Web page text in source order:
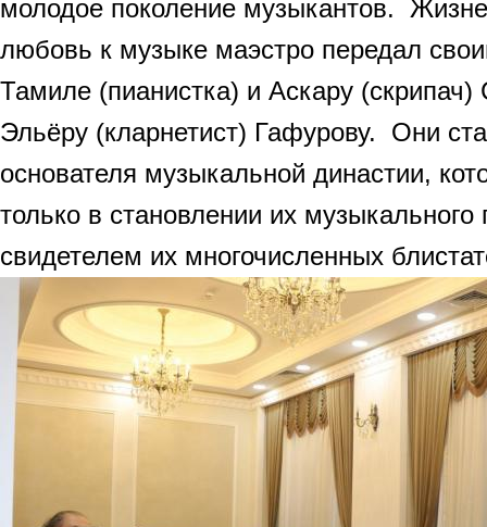
молодое поколение музыкантов.
любовь к музыке маэстро передал
Тамиле (пианистка) и Аскару
Эльёру (кларнетист) Гафурову. Они
основателя музыкальной династии,
только в становлении их музыкального
свидетелем их многочисленных